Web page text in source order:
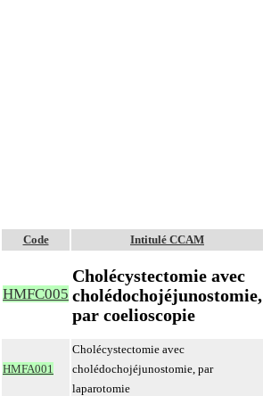
Code Intitulé CCAM
HMFC005
Cholécystectomie avec
cholédochojéjunostomie,
par coelioscopie
HMFA001
Cholécystectomie avec
cholédochojéjunostomie, par
laparotomie